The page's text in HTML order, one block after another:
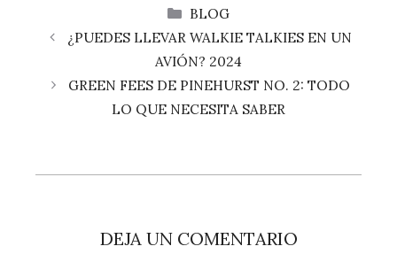
CATEGORÍAS
BLOG
¿PUEDES LLEVAR WALKIE TALKIES EN UN
AVIÓN? 2024
GREEN FEES DE PINEHURST NO. 2: TODO
LO QUE NECESITA SABER
DEJA UN COMENTARIO